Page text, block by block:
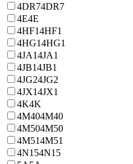
4DR74DR7
4E4E
4HF14HF1
4HG14HG1
4JA14JA1
4JB14JB1
4JG24JG2
4JX14JX1
4K4K
4M404M40
4M504M50
4M514M51
4N154N15